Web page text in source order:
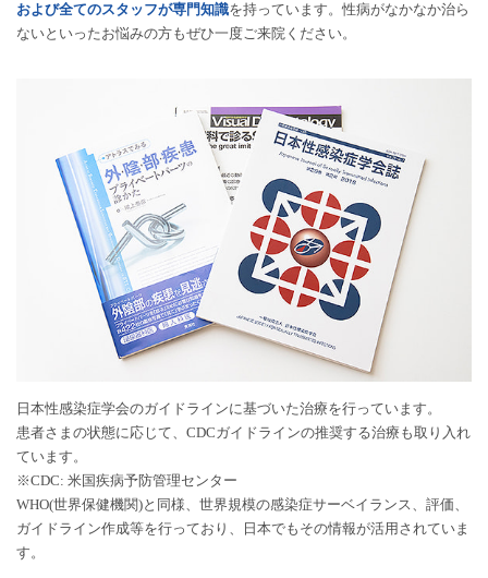
および全てのスタッフが専門知識を持っています。性病がなかなか治ら
ないといったお悩みの方もぜひ一度ご来院ください。
日本性感染症学会のガイドラインに基づいた治療を行っています。
患者さまの状態に応じて、CDCガイドラインの推奨する治療も取り入れ
ています。
※CDC: 米国疾病予防管理センター
WHO(世界保健機関)と同様、世界規模の感染症サーベイランス、評価、
ガイドライン作成等を行っており、日本でもその情報が活用されていま
す。